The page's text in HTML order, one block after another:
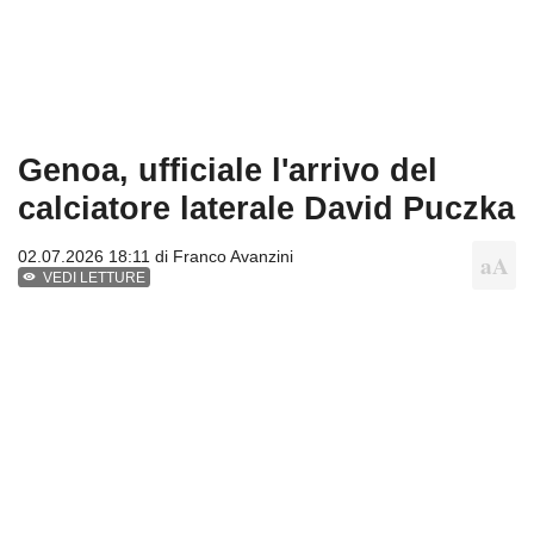
Genoa, ufficiale l'arrivo del
calciatore laterale David Puczka
02.07.2026 18:11 di Franco Avanzini
VEDI LETTURE